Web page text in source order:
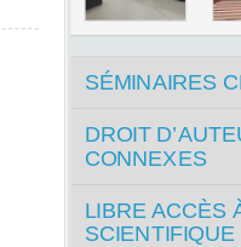
SÉMINAIRES
DROIT
CONNEXES
LIBRE ACCÈS